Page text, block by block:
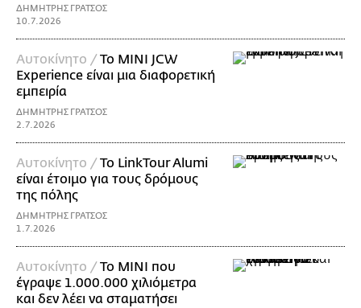
ΔΗΜΗΤΡΗΣ ΓΡΑΤΣΟΣ
10.7.2026
Αυτοκίνητο / Το MINI JCW
Experience είναι μια διαφορετική
εμπειρία
ΔΗΜΗΤΡΗΣ ΓΡΑΤΣΟΣ
2.7.2026
Αυτοκίνητο / Το LinkTour Alumi
είναι έτοιμο για τους δρόμους
της πόλης
ΔΗΜΗΤΡΗΣ ΓΡΑΤΣΟΣ
1.7.2026
Αυτοκίνητο / Το MINI που
έγραψε 1.000.000 χιλιόμετρα
και δεν λέει να σταματήσει